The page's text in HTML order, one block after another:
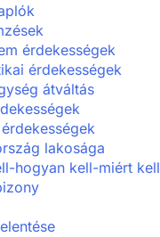
érdekességek
érdekességek
átváltás
lakosága
hogyan kell-miért kell